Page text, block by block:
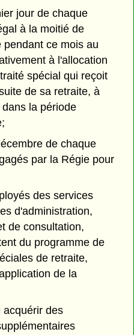
jour de chaque
à la moitié de
pendant ce mois au
à l'allocation
spécial qui reçoit
de sa retraite, à
la période
de chaque
par la Régie pour
des services
d'administration,
de consultation,
du programme de
de retraite,
de la
acquérir des